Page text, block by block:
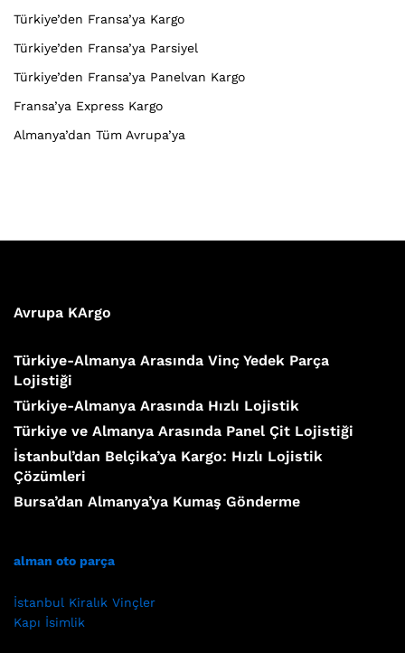
Türkiye’den Fransa’ya Kargo
Türkiye’den Fransa’ya Parsiyel
Türkiye’den Fransa’ya Panelvan Kargo
Fransa’ya Express Kargo
Almanya’dan Tüm Avrupa’ya
Avrupa KArgo
Türkiye-Almanya Arasında Vinç Yedek Parça
Lojistiği
Türkiye-Almanya Arasında Hızlı Lojistik
Türkiye ve Almanya Arasında Panel Çit Lojistiği
İstanbul’dan Belçika’ya Kargo: Hızlı Lojistik
Çözümleri
Bursa’dan Almanya’ya Kumaş Gönderme
alman oto parça
İstanbul Kiralık Vinçler
Kapı İsimlik